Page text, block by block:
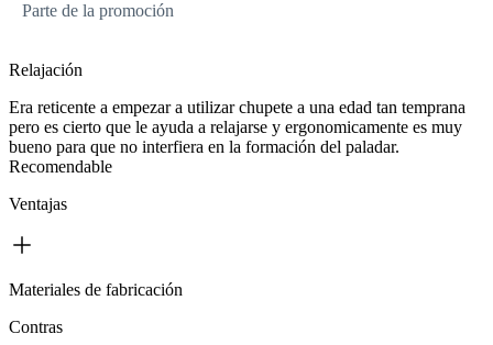
Parte de la promoción
Relajación
Era reticente a empezar a utilizar chupete a una edad tan temprana
pero es cierto que le ayuda a relajarse y ergonomicamente es muy
bueno para que no interfiera en la formación del paladar.
Recomendable
Ventajas
Materiales de fabricación
Contras